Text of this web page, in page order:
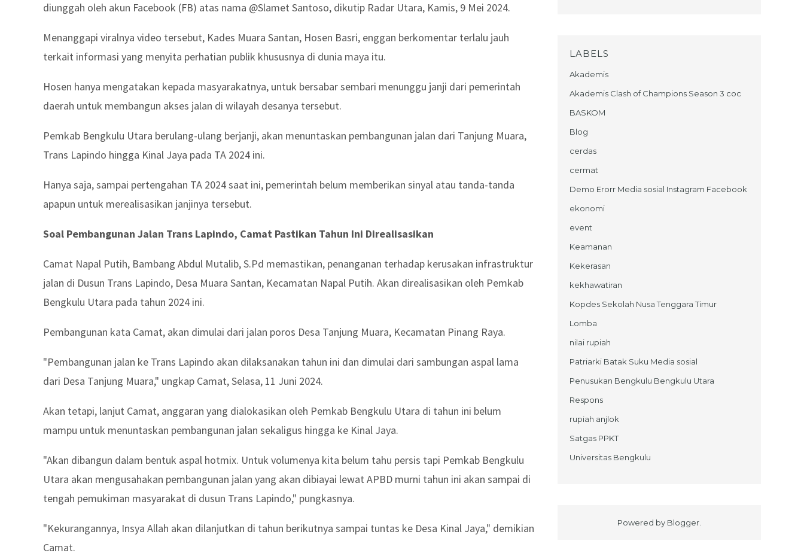
diunggah oleh akun Facebook (FB) atas nama @Slamet Santoso, dikutip Radar Utara, Kamis, 9 Mei 2024.
Menanggapi viralnya video tersebut, Kades Muara Santan, Hosen Basri, enggan berkomentar terlalu jauh
terkait informasi yang menyita perhatian publik khususnya di dunia maya itu.
Hosen hanya mengatakan kepada masyarakatnya, untuk bersabar sembari menunggu janji dari pemerintah
daerah untuk membangun akses jalan di wilayah desanya tersebut.
Pemkab Bengkulu Utara berulang-ulang berjanji, akan menuntaskan pembangunan jalan dari Tanjung Muara,
Trans Lapindo hingga Kinal Jaya pada TA 2024 ini.
Hanya saja, sampai pertengahan TA 2024 saat ini, pemerintah belum memberikan sinyal atau tanda-tanda
apapun untuk merealisasikan janjinya tersebut.
Soal Pembangunan Jalan Trans Lapindo, Camat Pastikan Tahun Ini Direalisasikan
Camat Napal Putih, Bambang Abdul Mutalib, S.Pd memastikan, penanganan terhadap kerusakan infrastruktur
jalan di Dusun Trans Lapindo, Desa Muara Santan, Kecamatan Napal Putih. Akan direalisasikan oleh Pemkab
Bengkulu Utara pada tahun 2024 ini.
Pembangunan kata Camat, akan dimulai dari jalan poros Desa Tanjung Muara, Kecamatan Pinang Raya.
"Pembangunan jalan ke Trans Lapindo akan dilaksanakan tahun ini dan dimulai dari sambungan aspal lama
dari Desa Tanjung Muara," ungkap Camat, Selasa, 11 Juni 2024.
Akan tetapi, lanjut Camat, anggaran yang dialokasikan oleh Pemkab Bengkulu Utara di tahun ini belum
mampu untuk menuntaskan pembangunan jalan sekaligus hingga ke Kinal Jaya.
"Akan dibangun dalam bentuk aspal hotmix. Untuk volumenya kita belum tahu persis tapi Pemkab Bengkulu
Utara akan mengusahakan pembangunan jalan yang akan dibiayai lewat APBD murni tahun ini akan sampai di
tengah pemukiman masyarakat di dusun Trans Lapindo," pungkasnya.
"Kekurangannya, Insya Allah akan dilanjutkan di tahun berikutnya sampai tuntas ke Desa Kinal Jaya," demikian
Camat.
LABELS
Akademis
Akademis Clash of Champions Season 3 coc
BASKOM
Blog
cerdas
cermat
Demo Erorr Media sosial Instagram Facebook
ekonomi
event
Keamanan
Kekerasan
kekhawatiran
Kopdes Sekolah Nusa Tenggara Timur
Lomba
nilai rupiah
Patriarki Batak Suku Media sosial
Penusukan Bengkulu Bengkulu Utara
Respons
rupiah anjlok
Satgas PPKT
Universitas Bengkulu
Powered by Blogger